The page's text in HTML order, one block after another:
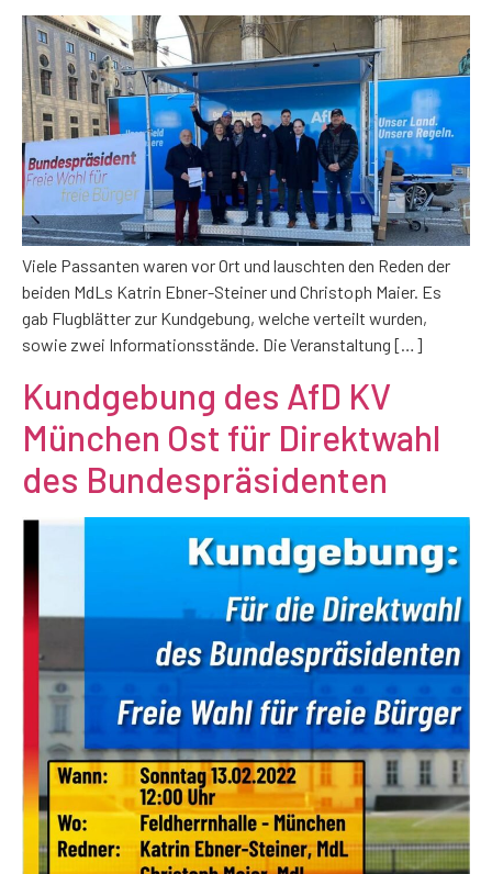
Viele Passanten waren vor Ort und lauschten den Reden der
beiden MdLs Katrin Ebner-Steiner und Christoph Maier. Es
gab Flugblätter zur Kundgebung, welche verteilt wurden,
sowie zwei Informationsstände. Die Veranstaltung […]
Kundgebung des AfD KV
München Ost für Direktwahl
des Bundespräsidenten